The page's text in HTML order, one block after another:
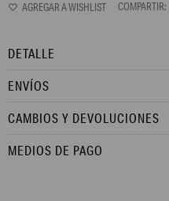
DETALLE
ENVÍOS
CAMBIOS Y DEVOLUCIONES
MEDIOS DE PAGO